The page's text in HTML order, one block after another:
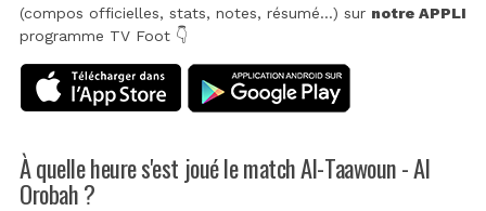
(compos officielles, stats, notes, résumé...) sur notre APPLI
programme TV Foot 👇
À quelle heure s'est joué le match Al-Taawoun - Al
Orobah ?